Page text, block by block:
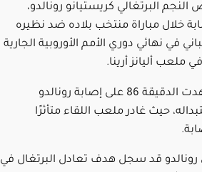
النجم البرتغالي كريستيانو رونالدو،
خلال مباراة منتخب بلاده ضد نظيره
في نهائي دوري الأمم الأوروبية الجارية
ملعب أليانز أرينا.
وشهدت الدقيقة 86 على إصابة رونالدو
حيث غادر ملعب اللقاء متأثرًا
رونالدو قد سجل هدف تعادل البرتغال في